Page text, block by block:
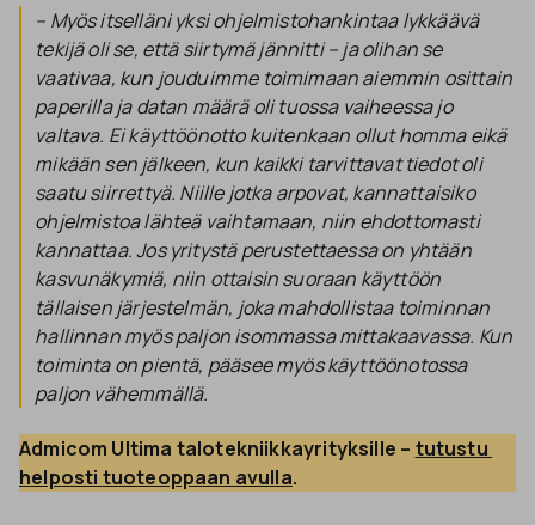
– Myös itselläni yksi ohjelmistohankintaa lykkäävä
tekijä oli se, että siirtymä jännitti – ja olihan se
vaativaa, kun jouduimme toimimaan aiemmin osittain
paperilla ja datan määrä oli tuossa vaiheessa jo
valtava. Ei käyttöönotto kuitenkaan ollut homma eikä
mikään sen jälkeen, kun kaikki tarvittavat tiedot oli
saatu siirrettyä. Niille jotka arpovat, kannattaisiko
ohjelmistoa lähteä vaihtamaan, niin ehdottomasti
kannattaa. Jos yritystä perustettaessa on yhtään
kasvunäkymiä, niin ottaisin suoraan käyttöön
tällaisen järjestelmän, joka mahdollistaa toiminnan
hallinnan myös paljon isommassa mittakaavassa. Kun
toiminta on pientä, pääsee myös käyttöönotossa
paljon vähemmällä.
Admicom Ultima talotekniikkayrityksille – tutustu
helposti tuoteoppaan avulla.